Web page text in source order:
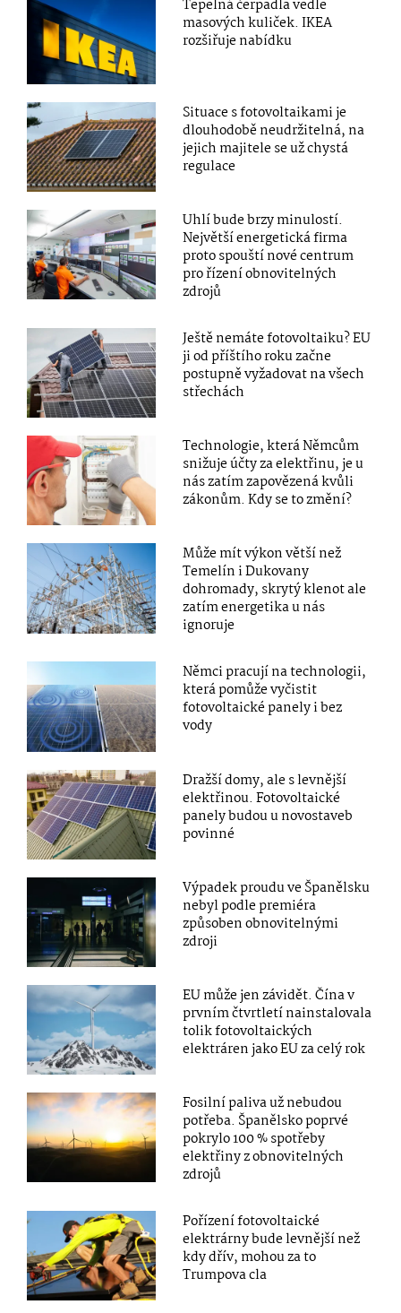
Tepelná čerpadla vedle
masových kuliček. IKEA
rozšiřuje nabídku
Situace s fotovoltaikami je
dlouhodobě neudržitelná, na
jejich majitele se už chystá
regulace
Uhlí bude brzy minulostí.
Největší energetická firma
proto spouští nové centrum
pro řízení obnovitelných
zdrojů
Ještě nemáte fotovoltaiku? EU
ji od příštího roku začne
postupně vyžadovat na všech
střechách
Technologie, která Němcům
snižuje účty za elektřinu, je u
nás zatím zapovězená kvůli
zákonům. Kdy se to změní?
Může mít výkon větší než
Temelín i Dukovany
dohromady, skrytý klenot ale
zatím energetika u nás
ignoruje
Němci pracují na technologii,
která pomůže vyčistit
fotovoltaické panely i bez
vody
Dražší domy, ale s levnější
elektřinou. Fotovoltaické
panely budou u novostaveb
povinné
Výpadek proudu ve Španělsku
nebyl podle premiéra
způsoben obnovitelnými
zdroji
EU může jen závidět. Čína v
prvním čtvrtletí nainstalovala
tolik fotovoltaických
elektráren jako EU za celý rok
Fosilní paliva už nebudou
potřeba. Španělsko poprvé
pokrylo 100 % spotřeby
elektřiny z obnovitelných
zdrojů
Pořízení fotovoltaické
elektrárny bude levnější než
kdy dřív, mohou za to
Trumpova cla